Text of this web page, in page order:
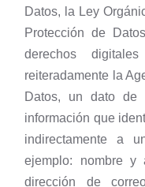
Datos, la Ley
Protección de
derechos
reiteradamente la
Datos, un dato de
información que
indirectamente a
ejemplo: nombre y
dirección de